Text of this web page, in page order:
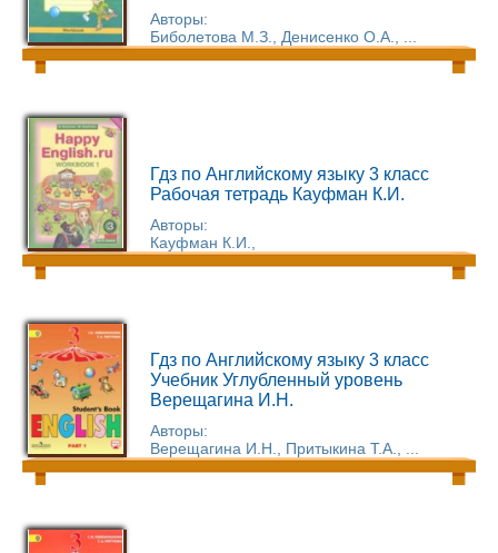
Авторы:
Биболетова М.З., Денисенко О.А., ...
Гдз по Английскому языку 3 класс
Рабочая тетрадь Кауфман К.И.
Авторы:
Кауфман К.И.,
Гдз по Английскому языку 3 класс
Учебник Углубленный уровень
Верещагина И.Н.
Авторы:
Верещагина И.Н., Притыкина Т.А., ...